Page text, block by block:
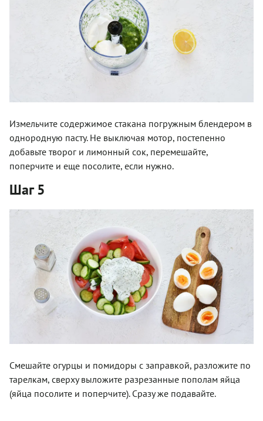
Измельчите содержимое стакана погружным блендером в
однородную пасту. Не выключая мотор, постепенно
добавьте творог и лимонный сок, перемешайте,
поперчите и еще посолите, если нужно.
Шаг 5
Смешайте огурцы и помидоры с заправкой, разложите по
тарелкам, сверху выложите разрезанные пополам яйца
(яйца посолите и поперчите). Сразу же подавайте.